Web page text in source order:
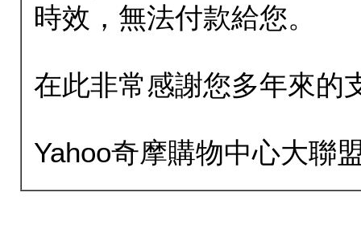
時效，無法付款給您。
在此非常感謝您多年來的
Yahoo奇摩購物中心大